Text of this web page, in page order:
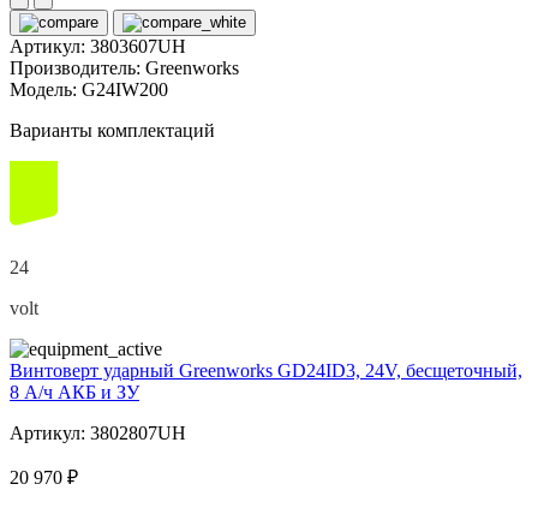
Артикул: 3803607UH
Производитель: Greenworks
Модель: G24IW200
Варианты комплектаций
24
volt
Винтоверт ударный Greenworks GD24ID3, 24V, бесщеточный,
8 А/ч АКБ и ЗУ
Артикул: 3802807UH
20 970 ₽